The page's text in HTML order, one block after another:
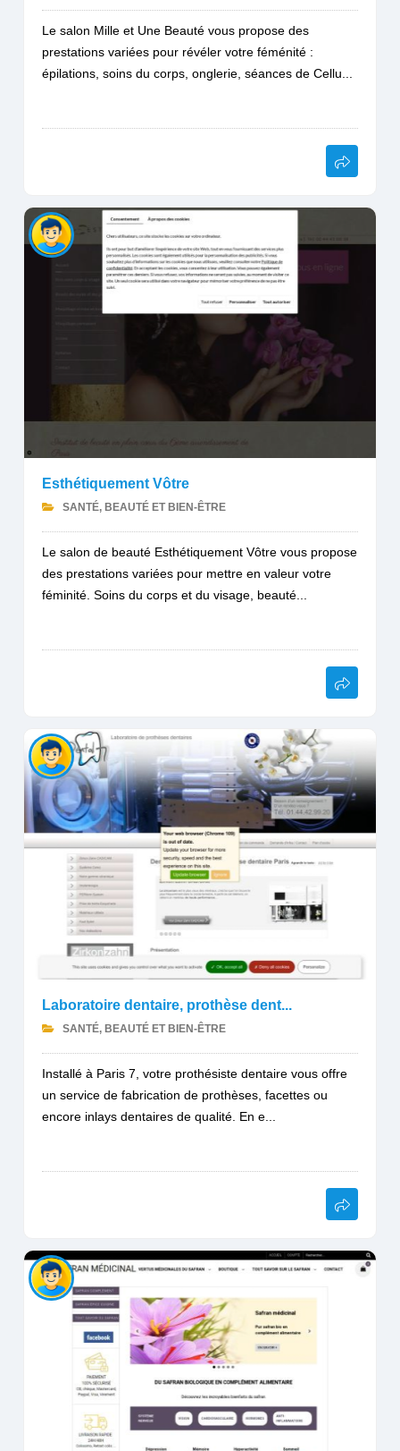
Le salon Mille et Une Beauté vous propose des
prestations variées pour révéler votre féménité :
épilations, soins du corps, onglerie, séances de Cellu...
Esthétiquement Vôtre
SANTÉ, BEAUTÉ ET BIEN-ÊTRE
Le salon de beauté Esthétiquement Vôtre vous propose
des prestations variées pour mettre en valeur votre
féminité. Soins du corps et du visage, beauté...
Laboratoire dentaire, prothèse dent...
SANTÉ, BEAUTÉ ET BIEN-ÊTRE
Installé à Paris 7, votre prothésiste dentaire vous offre
un service de fabrication de prothèses, facettes ou
encore inlays dentaires de qualité. En e...